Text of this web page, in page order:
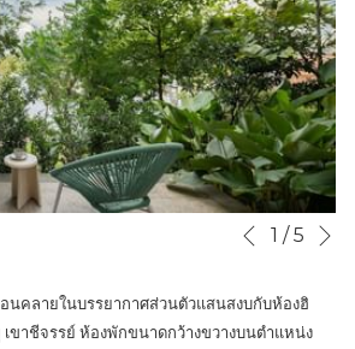
Slideshow
Clicking
Previous
1 /5
คลายในบรรยากาศส่วนตัวแสนสงบกับห้องฮิ
ขาชีจรรย์ ห้องพักขนาดกว้างขวางบนตำแหน่ง